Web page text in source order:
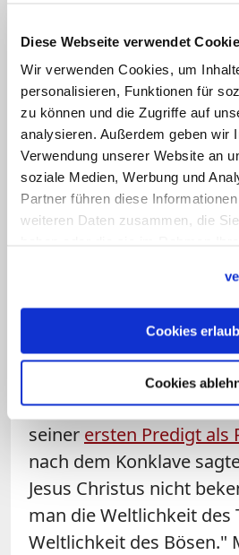
Diese Webseite verwendet
Wir verwenden Cookies, um
personalisieren, Funktionen für
zu können und die Zugriffe auf
analysieren. Außerdem geben wir
Verwendung unserer Website an
soziale Medien, Werbung und
Partner führen diese
weiteren Daten zusammen, die
Cookies
Cookies
"ein wenig faul im
sich von den
mancher Versuchung
abbringen. "Denn wir alle
Aber lasst den Mut nicht
Kraft, denn da ist der
ist," so der Papst.
spricht Franziskus über
"entzweienden Säer von
"Spalter von
personifizierte
seiner ersten Predigt als
nach dem Konklave
Jesus Christus nicht
man die Weltlichkeit des
Weltlichkeit des Bösen."